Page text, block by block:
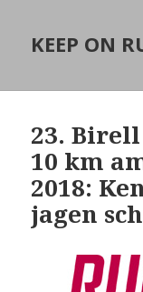
KEEP ON
23.
10 km
2018:
jagen